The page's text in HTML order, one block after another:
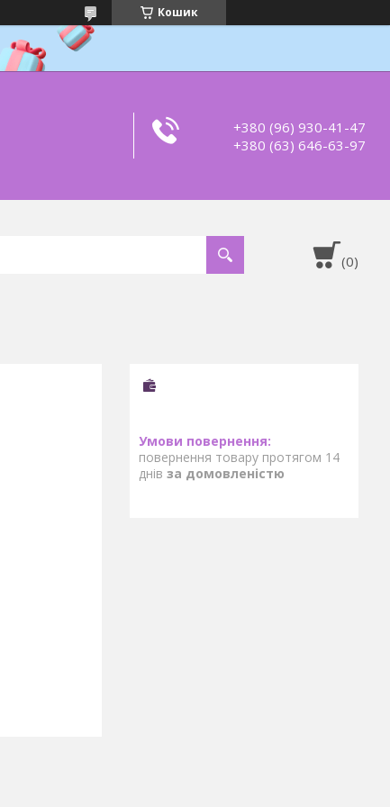
Кошик
+380 (96) 930-41-47
+380 (63) 646-63-97
повернення товару протягом 14
днів за домовленістю